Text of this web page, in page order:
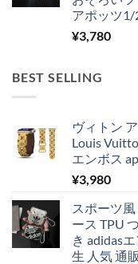
アポッツ1/
¥3,780
BEST SELLING
ヴィトン
Louis
エンボス
¥3,980
スポーツ
ース TPU
き adidas
生 人気 通販